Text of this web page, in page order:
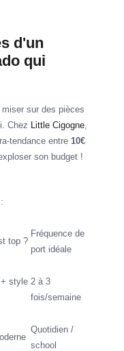
d'un
qui
sur des pièces
Chez Little Cigogne,
tendance entre 10€
son budget !
top ?
Fréquence de
port idéale
style 2 à 3
fois/semaine
Quotidien /
school